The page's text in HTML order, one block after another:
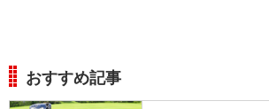
おすすめ記事